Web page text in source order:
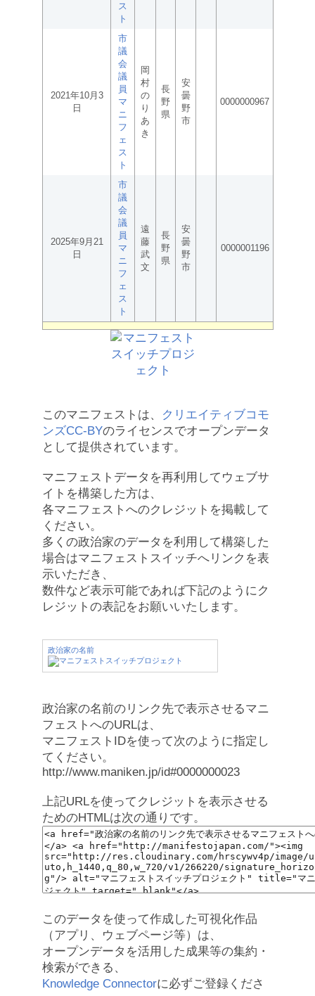
ス
ト
2021年10月3
日
市
議
会
議
員
マ
ニ
フ
ェ
ス
ト
岡
村
の
り
あ
き
長
野
県
安
曇
野
市
0000000967
2025年9月21
日
市
議
会
議
員
マ
ニ
フ
ェ
ス
ト
遠
藤
武
文
長
野
県
安
曇
野
市
0000001196
このマニフェストは、
クリエイティブコモ
ンズCC-BYのライセンスでオープンデータ
として提供されています。
マニフェストデータを再利用してウェブサ
イトを構築した方は、
各マニフェストへのクレジットを掲載して
ください。
多くの政治家のデータを利用して構築した
場合はマニフェストスイッチへリンクを表
示いただき、
数件など表示可能であれば下記のようにク
レジットの表記をお願いいたします。
政治家の名前
政治家の名前のリンク先で表示させるマニ
フェストへのURLは、
マニフェストIDを使って次のように指定し
てください。
http://www.maniken.jp/id#0000000023
上記URLを使ってクレジットを表示させる
ためのHTMLは次の通りです。
このデータを使って作成した可視化作品
（アプリ、ウェブページ等）は、
オープンデータを活用した成果等の集約・
検索ができる、
Knowledge Connectorに必ずご登録くださ